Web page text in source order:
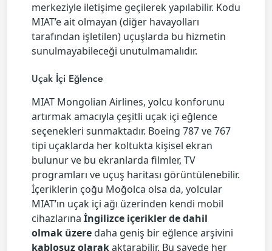
merkeziyle iletişime geçilerek yapılabilir. Kodu
MIAT’e ait olmayan (diğer havayolları
tarafından işletilen) uçuşlarda bu hizmetin
sunulmayabileceği unutulmamalıdır.
Uçak İçi Eğlence
MIAT Mongolian Airlines, yolcu konforunu
artırmak amacıyla çeşitli uçak içi eğlence
seçenekleri sunmaktadır. Boeing 787 ve 767
tipi uçaklarda her koltukta kişisel ekran
bulunur ve bu ekranlarda filmler, TV
programları ve uçuş haritası görüntülenebilir.
İçeriklerin çoğu Moğolca olsa da, yolcular
MIAT’ın uçak içi ağı üzerinden kendi mobil
cihazlarına İngilizce içerikler de dahil
olmak üzeredaha geniş bir eğlence arşivini
kablosuz olarakaktarabilir. Bu sayede her